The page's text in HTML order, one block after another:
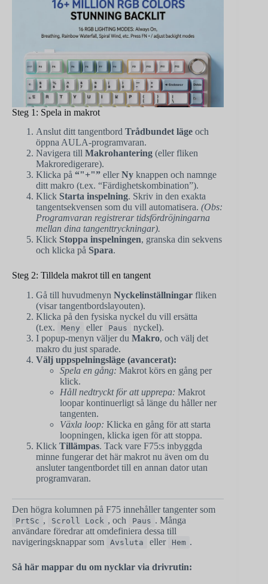
Steg 1: Spela in makrot
Anslut ditt tangentbord Trådbundet läge och
öppna AULA-programvaran.
Navigera till Makrohantering (eller fliken
Makroredigerare).
Klicka på “"+"” ellerNy knappen och namnge
ditt makro (t.ex. “Färdighetskombination”).
Klick Starta inspelning. Skriv in den exakta
tangentsekvensen som du vill automatisera. (Obs:
Programvaran registrerar tidsfördröjningarna
mellan dina tangenttryckningar).
Klick Stoppa inspelningen, granska din sekvens
och klicka på Spara.
Steg 2: Tilldela makrot till en tangent
Gå till huvudmenyn Nyckelinställningar fliken
(visar tangentbordslayouten).
Klicka på den fysiska nyckel du vill ersätta
(t.ex.
Meny eller Paus
nyckel).
I popup-menyn väljer du Makro, och välj det
makro du just sparade.
Välj uppspelningsläge (avancerat):
Spela en gång: Makrot körs en gång per
klick.
Håll nedtryckt för att upprepa: Makrot
loopar kontinuerligt så länge du håller ner
tangenten.
Växla loop: Klicka en gång för att starta
loopningen, klicka igen för att stoppa.
Klick Tillämpas. Tack vare F75:s inbyggda
minne fungerar det här makrot nu även om du
ansluter tangentbordet till en annan dator utan
programvaran.
Den högra kolumnen på F75 innehåller tangenter som
PrtSc , Scroll Lock , och Paus . Många
användare föredrar att omdefiniera dessa till
navigeringsknappar som
Avsluta eller Hem .
Så här mappar du om nycklar via drivrutin: